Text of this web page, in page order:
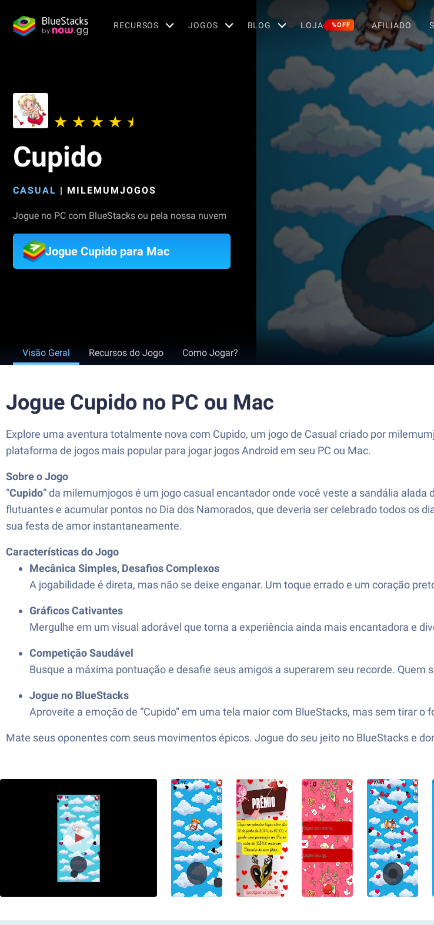
RECURSOS JOGOS BLOG LOJA %OFF AFILIADO
Cupido
CASUAL | MILEMUMJOGOS
Jogue no PC com BlueStacks ou pela nossa nuvem
Jogue Cupido para Mac
Visão Geral Recursos do Jogo Como Jogar?
Jogue Cupido no PC ou Mac
Explore uma aventura totalmente nova com Cupido, um jogo de Casual criado por
plataforma de jogos mais popular para jogar jogos Android em seu PC ou Mac.
Sobre o Jogo
“Cupido” da milemumjogos é um jogo casual encantador onde você veste a sandália
flutuantes e acumular pontos no Dia dos Namorados, que deveria ser celebrado todos os
sua festa de amor instantaneamente.
Características do Jogo
Mecânica Simples, Desafios Complexos
A jogabilidade é direta, mas não se deixe enganar. Um toque errado e um coração
Gráficos Cativantes
Mergulhe em um visual adorável que torna a experiência ainda mais encantadora e
Competição Saudável
Busque a máxima pontuação e desafie seus amigos a superarem seu recorde. Quem
Jogue no BlueStacks
Aproveite a emoção de “Cupido” em uma tela maior com BlueStacks, mas sem tirar o
Mate seus oponentes com seus movimentos épicos. Jogue do seu jeito no BlueStacks e